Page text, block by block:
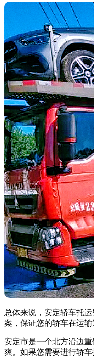
总体来说，安定轿车托
案，保证您的轿车在运输
安定市是一个北方沿边
爽。如果您需要进行轿